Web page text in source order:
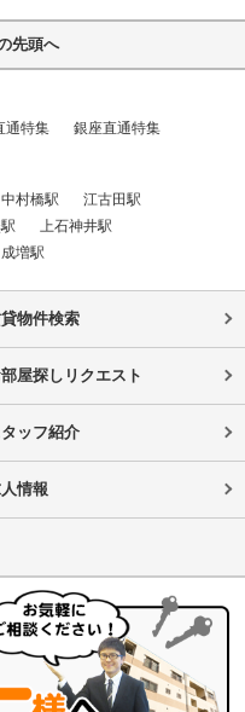
先頭へ
通特集 銀座直通特集
中村橋駅
江古田駅
上石神井駅
成増駅
物件検索
屋探しリクエスト
タッフ紹介
情報